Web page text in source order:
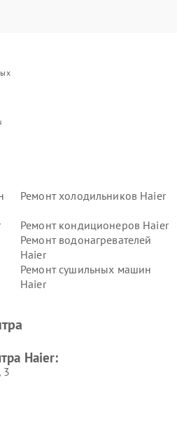
Ремонт холодильников Haier
Ремонт кондиционеров Haier
Ремонт водонагревателей
Haier
Ремонт сушильных машин
Haier
Ремонт посудомоечных
Haier:
3